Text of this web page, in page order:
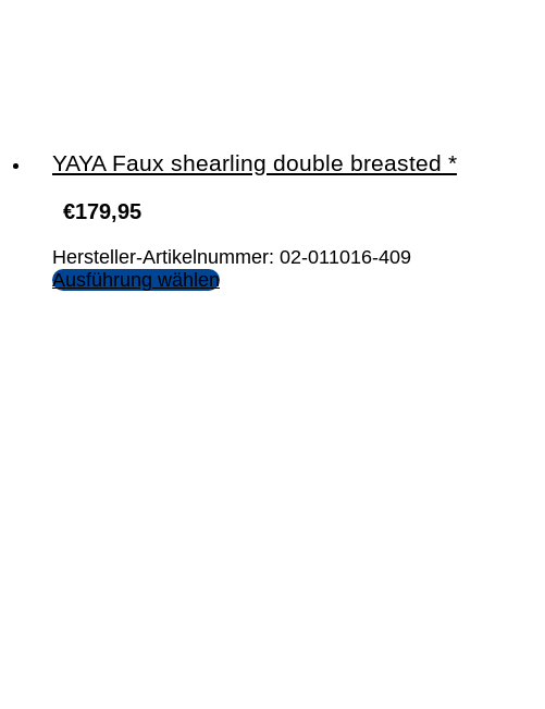
YAYA Faux shearling double breasted *
€179,95
Hersteller-Artikelnummer: 02-011016-409
Ausführung wählen